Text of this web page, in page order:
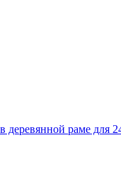
деревянной раме